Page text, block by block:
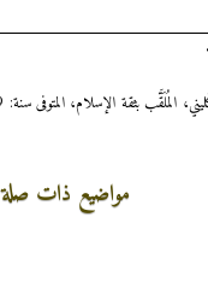
.
مواضيع ذات صلة